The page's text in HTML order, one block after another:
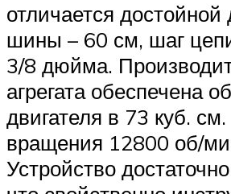
отличается достойной
шины – 60 см, шаг
3/8 дюйма.
агрегата обеспечена
двигателя в 73 куб.
вращения 12800 об/
Устройство